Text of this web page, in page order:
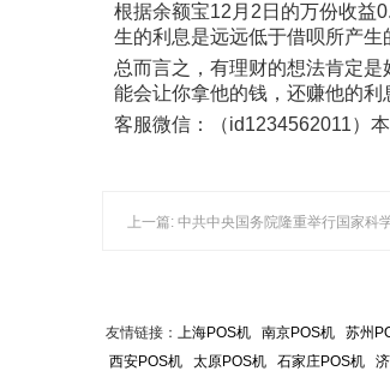
根据余额宝12月2日的万份收益
生的利息是远远低于借呗所产生
总而言之，有理财的想法肯定是
能会让你拿他的钱，还赚他的利
客服微信：（id1234562011）
上一篇: 中共中央国务院隆重举行国家科
友情链接： 上海POS机 南京POS机 苏州
西安POS机
太原POS机 石家庄POS机